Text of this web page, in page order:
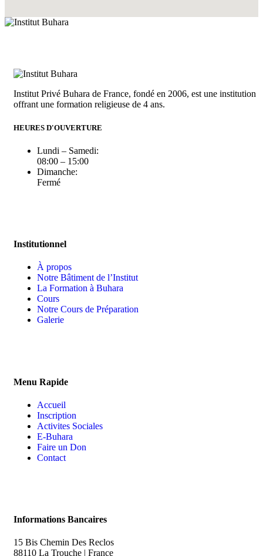
Institut Privé Buhara de France, fondé en 2006, est une institution
offrant une formation religieuse de 4 ans.
HEURES D'OUVERTURE
Lundi – Samedi:
08:00 – 15:00
Dimanche:
Fermé
Institutionnel
À propos
Notre Bâtiment de l’Institut
La Formation à Buhara
Cours
Notre Cours de Préparation
Galerie
Menu Rapide
Accueil
Inscription
Activites Sociales
E-Buhara
Faire un Don
Contact
Informations Bancaires
15 Bis Chemin Des Reclos
88110 La Trouche | France